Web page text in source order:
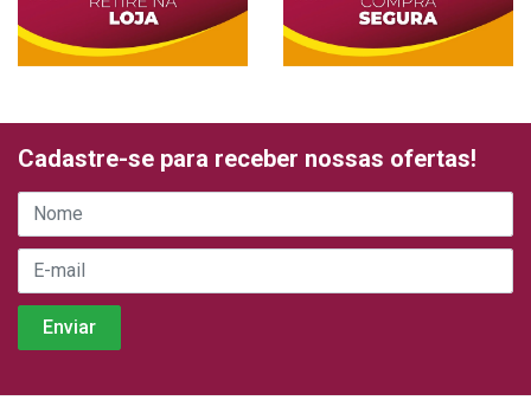
Cadastre-se para receber nossas ofertas!